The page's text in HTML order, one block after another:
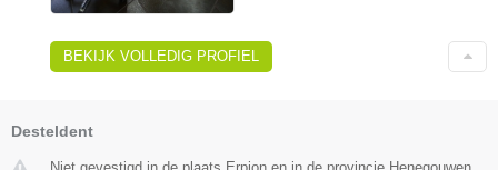
BEKIJK VOLLEDIG PROFIEL
Desteldent